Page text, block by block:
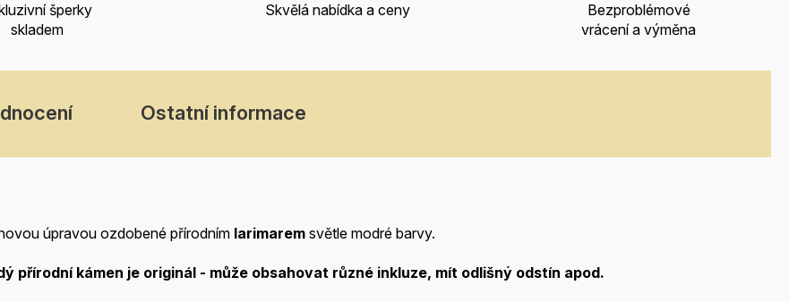
šperky
skladem
Skvělá nabídka a ceny
Bezproblémové
vrácení a výměna
Ostatní informace
úpravou ozdobené přírodním larimarem světle modré barvy.
přírodní kámen je originál - může obsahovat různé inkluze, mít odlišný odstín apod.